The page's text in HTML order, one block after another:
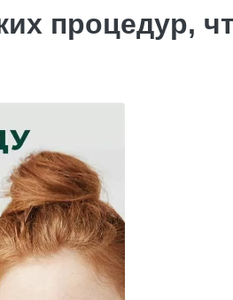
процедур,